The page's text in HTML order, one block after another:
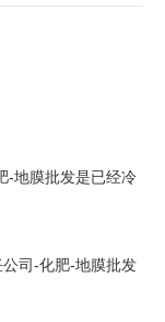
-地膜批发是已经冷
司-化肥-地膜批发